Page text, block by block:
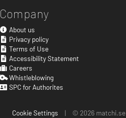
Company
About us
Privacy policy
Terms of Use
Accessibility Statement
Careers
Whistleblowing
SPC for Authorites
Cookie Settings | © 2026 matchi.se